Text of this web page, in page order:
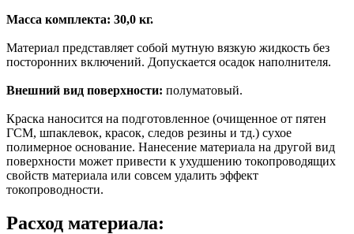
Масса комплекта: 30,0 кг.
Материал представляет собой мутную вязкую жидкость без
посторонних включений. Допускается осадок наполнителя.
Внешний вид поверхности: полуматовый.
Краска наносится на подготовленное (очищенное от пятен
ГСМ, шпаклевок, красок, следов резины и тд.) сухое
полимерное основание. Нанесение материала на другой вид
поверхности может привести к ухудшению токопроводящих
свойств материала или совсем удалить эффект
токопроводности.
Расход материала: